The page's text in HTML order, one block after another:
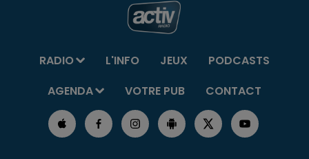
RADIO L'INFO JEUX
PODCASTS
AGENDA
VOTRE PUB CONTACT